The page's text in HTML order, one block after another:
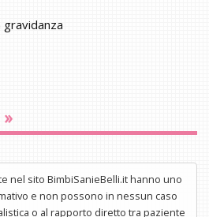
»
nel sito BimbiSanieBelli.it hanno uno
e non possono in nessun caso
o al rapporto diretto tra paziente